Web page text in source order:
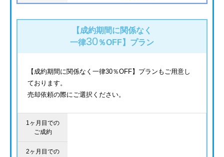
【成約期間に関係なく
一律30％OFF】 プラン
【成約期間に関係なく一律30％OFF】プランもご用意し
ております。
売却依頼の際にご選択ください。
1ヶ月目での
ご成約
2ヶ月目での